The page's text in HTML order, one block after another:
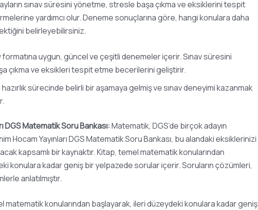
sınav süresini yönetme, stresle başa çıkma ve eksiklerini tespit
yardımcı olur. Deneme sonuçlarına göre, hangi konulara daha
belirleyebilirsiniz.
formatına uygun, güncel ve çeşitli denemeler içerir. Sınav süresini
çıkma ve eksikleri tespit etme becerilerini geliştirir.
hazırlık sürecinde belirli bir aşamaya gelmiş ve sınav deneyimi kazanmak
DGS Matematik Soru Bankası:Matematik, DGS’de birçok adayın
Hocam Yayınları DGS Matematik Soru Bankası, bu alandaki eksiklerinizi
kapsamlı bir kaynaktır. Kitap, temel matematik konularından
konulara kadar geniş bir yelpazede sorular içerir. Soruların çözümleri,
anlatılmıştır.
matematik konularından başlayarak, ileri düzeydeki konulara kadar geniş